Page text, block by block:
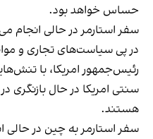
حساس خواهد بود.
سفر استارمر در حالی انجام
در پی سیاست‌های تجاری و
رئیس‌جمهور امریکا، با
سنتی امریکا در حال بازنگری
هستند.
سفر استارمر به چین در حالی